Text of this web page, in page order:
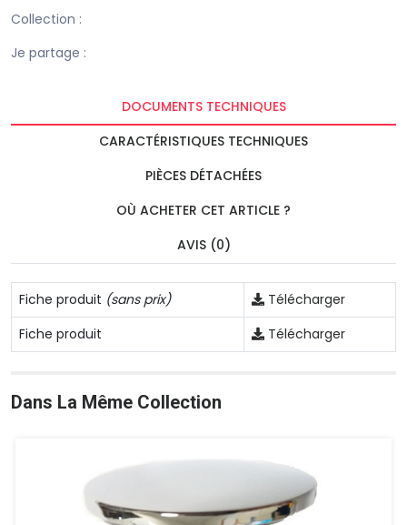
Collection :
Je partage :
DOCUMENTS TECHNIQUES
CARACTÉRISTIQUES TECHNIQUES
PIÈCES DÉTACHÉES
OÙ ACHETER CET ARTICLE ?
AVIS (0)
Fiche produit (sans prix)
Télécharger
Fiche produit
Télécharger
Dans La Même Collection